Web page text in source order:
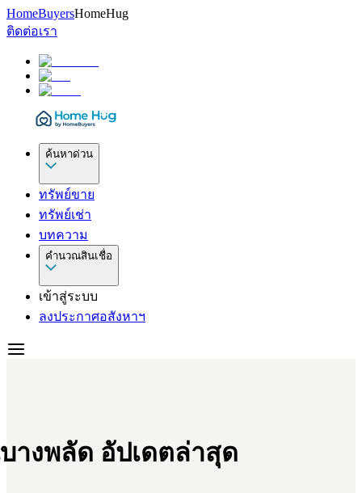
HomeBuyersHomeHug
ติดต่อเรา
ค้นหาด่วน
ทรัพย์ขาย
ทรัพย์เช่า
บทความ
คำนวณสินเชื่อ
เข้าสู่ระบบ
ลงประกาศอสังหาฯ
างพลัด อัปเดตล่าสุด